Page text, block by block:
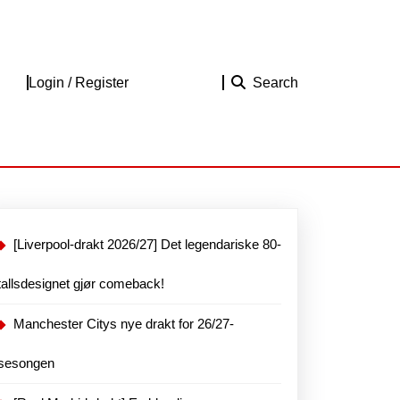
Login / RegisterLogin
Search
[Liverpool-drakt 2026/27] Det legendariske 80-
gjør comeback!
Manchester Citys nye drakt for 26/27-